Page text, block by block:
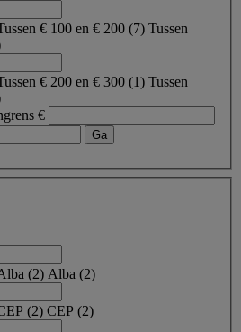
€ 100 en € 200 (7) Tussen
€ 200 en € 300 (1) Tussen
€
(2) Alba (2)
(2) CEP (2)